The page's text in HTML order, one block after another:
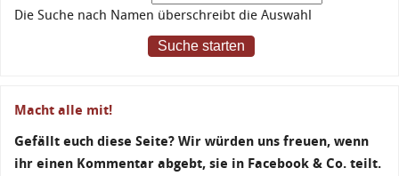
Die Suche nach Namen überschreibt die Auswahl
Suche starten
Macht alle mit!
Gefällt euch diese Seite? Wir würden uns freuen, wenn
ihr einen Kommentar abgebt, sie in Facebook & Co. teilt.